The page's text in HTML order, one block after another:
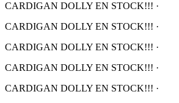
CARDIGAN DOLLY EN STOCK!!! ·
CARDIGAN DOLLY EN STOCK!!! ·
CARDIGAN DOLLY EN STOCK!!! ·
CARDIGAN DOLLY EN STOCK!!! ·
CARDIGAN DOLLY EN STOCK!!! ·